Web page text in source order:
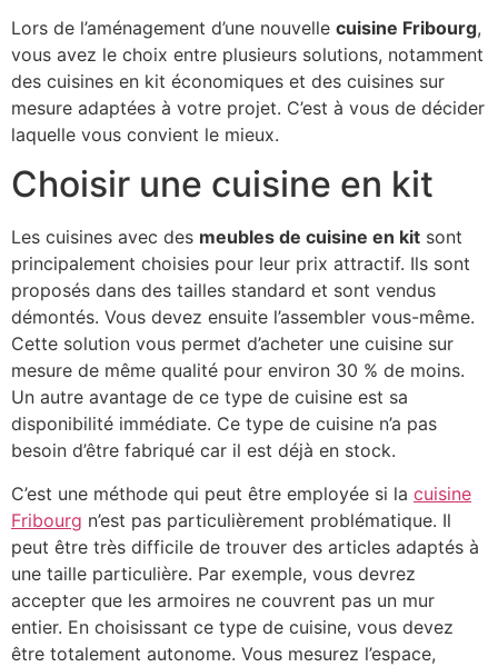
Lors de l’aménagement d’une nouvelle cuisine Fribourg,
vous avez le choix entre plusieurs solutions, notamment
des cuisines en kit économiques et des cuisines sur
mesure adaptées à votre projet. C’est à vous de décider
laquelle vous convient le mieux.
Choisir une cuisine en kit
Les cuisines avec des meubles de cuisine en kit sont
principalement choisies pour leur prix attractif. Ils sont
proposés dans des tailles standard et sont vendus
démontés. Vous devez ensuite l’assembler vous-même.
Cette solution vous permet d’acheter une cuisine sur
mesure de même qualité pour environ 30 % de moins.
Un autre avantage de ce type de cuisine est sa
disponibilité immédiate. Ce type de cuisine n’a pas
besoin d’être fabriqué car il est déjà en stock.
C’est une méthode qui peut être employée si la cuisine
Fribourg n’est pas particulièrement problématique. Il
peut être très difficile de trouver des articles adaptés à
une taille particulière. Par exemple, vous devrez
accepter que les armoires ne couvrent pas un mur
entier. En choisissant ce type de cuisine, vous devez
être totalement autonome. Vous mesurez l’espace,